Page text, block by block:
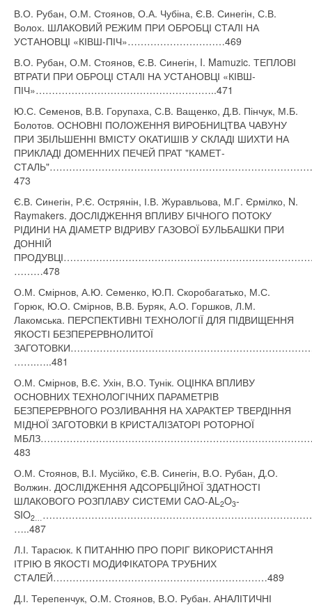
В.О. Рубан, О.М. Стоянов, О.А. Чубіна, Є.В. Синегін, С.В.
Волох. ШЛАКОВИЙ РЕЖИМ ПРИ ОБРОБЦІ СТАЛІ НА
УСТАНОВЦІ «КІВШ-ПІЧ»…………………………469
В.О. Рубан, О.М. Стоянов, Є.В. Синегін, I. Mamuzic. ТЕПЛОВІ
ВТРАТИ ПРИ ОБРОЦІ СТАЛІ НА УСТАНОВЦІ «КІВШ-
ПІЧ»………………………………………………..471
Ю.С. Семенов, В.В. Горупаха, С.В. Ващенко, Д.В. Пінчук, М.Б.
Болотов. ОСНОВНІ ПОЛОЖЕННЯ ВИРОБНИЦТВА ЧАВУНУ
ПРИ ЗБІЛЬШЕННІ ВМІСТУ ОКАТИШІВ У СКЛАДІ ШИХТИ НА
ПРИКЛАДІ ДОМЕННИХ ПЕЧЕЙ ПРАТ "КАМЕТ-
473
Є.В. Синегін, Р.Є. Острянін, І.В. Журавльова, М.Г. Єрмілко, N.
Raymakers. ДОСЛІДЖЕННЯ ВПЛИВУ БІЧНОГО ПОТОКУ
РІДИНИ НА ДІАМЕТР ВІДРИВУ ГАЗОВОЇ БУЛЬБАШКИ ПРИ
ДОННІЙ
………478
О.М. Смірнов, А.Ю. Семенко, Ю.П. Скоробагатько, М.С.
Горюк, Ю.О. Смірнов, В.В. Буряк, А.О. Горшков, Л.М.
Лакомська. ПЕРСПЕКТИВНІ ТЕХНОЛОГІЇ ДЛЯ ПІДВИЩЕННЯ
ЯКОСТІ БЕЗПЕРЕРВНОЛИТОЇ
…….…..481
О.М. Смірнов, В.Є. Ухін, В.О. Тунік. ОЦІНКА ВПЛИВУ
ОСНОВНИХ ТЕХНОЛОГІЧНИХ ПАРАМЕТРІВ
БЕЗПЕРЕРВНОГО РОЗЛИВАННЯ НА ХАРАКТЕР ТВЕРДІННЯ
МІДНОЇ ЗАГОТОВКИ В КРИСТАЛІЗАТОРІ РОТОРНОЇ
483
О.М. Стоянов, В.І. Мусійко, Є.В. Синегін, В.О. Рубан, Д.О.
Волжин. ДОСЛІДЖЕННЯ АДСОРБЦІЙНОЇ ЗДАТНОСТІ
ШЛАКОВОГО РОЗПЛАВУ СИСТЕМИ CАO-AL2O3-
SIO2…
…..487
Л.І. Тарасюк. К ПИТАННЮ ПРО ПОРІГ ВИКОРИСТАННЯ
ІТРІЮ В ЯКОСТІ МОДИФІКАТОРА ТРУБНИХ
СТАЛЕЙ…………………………………………………………489
Д.І. Терепенчук, О.М. Стоянов, В.О. Рубан. АНАЛІТИЧНІ